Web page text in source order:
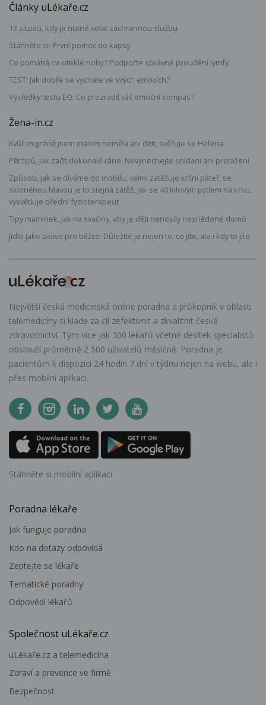
Články uLékaře.cz
13 situací, kdy je nutné volat záchrannou službu
Stáhněte si: První pomoc do kapsy
Co pomáhá na oteklé nohy? Podpořte správné proudění lymfy
TEST: Jak dobře se vyznáte ve svých emocích?
Výsledky testu EQ: Co prozradil váš emoční kompas?
Žena-in.cz
Kvůli migréně jsem málem neměla ani děti, svěřuje se Helena
Pět tipů, jak začít dokonalé ráno. Nevynechejte snídani ani protažení
Způsob, jak se díváme do mobilu, velmi zatěžuje krční páteř, se
skloněnou hlavou je to stejná zátěž, jak se 40 kilovým pytlem na krku,
vysvětluje přední fyzioterapeut
Tipy maminek, jak na svačiny, aby je děti nenosily nesnědené domů
Jídlo jako palivo pro běžce: Důležité je nejen to, co jíte, ale i kdy to jíte
Největší česká medicínská online poradna a průkopník v oblasti
telemedicíny si klade za cíl zefektivnit a zkvalitnit české
zdravotnictví. Tým více jak 300 lékařů včetně desítek specialistů
obslouží průměrně 2 500 uživatelů měsíčně. Poradna je
pacientům k dispozici 24 hodin 7 dní v týdnu nejen na webu, ale i
přes mobilní aplikaci.
Stáhněte si mobilní aplikaci
Poradna lékaře
Jak funguje poradna
Kdo na dotazy odpovídá
Zeptejte se lékaře
Tematické poradny
Odpovědi lékařů
Společnost uLékaře.cz
uLékaře.cz a telemedicína
Zdraví a prevence ve firmě
Bezpečnost